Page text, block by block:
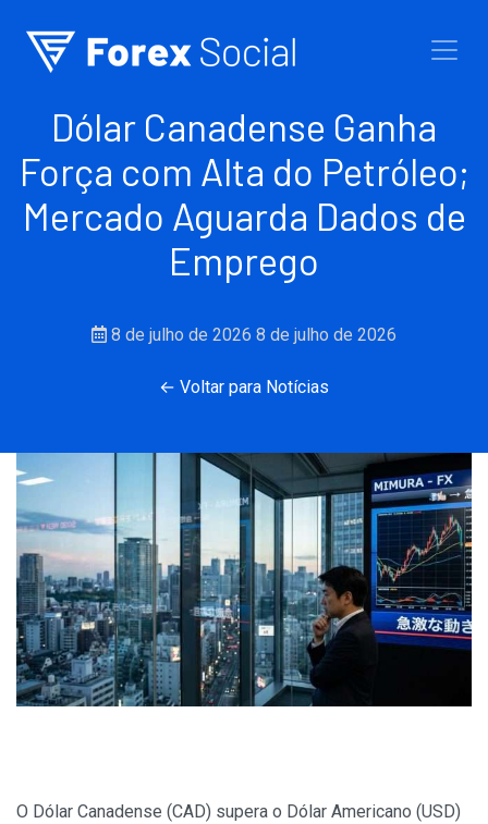
Dólar Canadense Ganha
Força com Alta do Petróleo;
Mercado Aguarda Dados de
Emprego
8 de julho de 2026 8 de julho de 2026
← Voltar para Notícias
O Dólar Canadense (CAD) supera o Dólar Americano (USD)